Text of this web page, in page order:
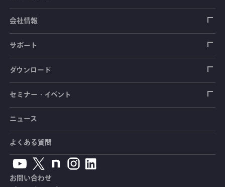
加速度センサ
圧力センサ
トルクセンサ
荷重計
土圧計
間隙水圧計
傾斜計
鉄筋計
沈下計
自動車用センサ
シートベルト張力計
操舵力・操舵角計
手ブレーキ計・チェンジレバー操作力計
踏力計
ホイールトルクセンサ
人体ダミー用センサ
測定器
データロガー
指示計・表示器
増幅器（アンプ）
ハンディ測定器（チェッカ）
ソフトウェア
計測システム
道路用計測システム
鉄道用計測システム
自動車用計測システム
ブリッジボックス
ケーブル・コネクタ
アクセサリ
ひずみゲージ
センサ（変換器）
測定器
光ファイバ計測ソリューション - 学ぶ・調べる
共和技報
単位変換表
用語集
会社情報
拠点情報
会社概要
サポート
製品輸出時の取り扱いと該非判定書
毒物及び劇物譲受書
安全データシート（SDS）
カタログ・資料のダウンロード
生産終了製品一覧
ダウンロード
カタログ
取扱説明書
CADデータ
ソフトウェアバージョンアップ
セミナー・イベント
セミナー・講習会
イベント・展示会
ニュース
よくある質問
お問い合わせ